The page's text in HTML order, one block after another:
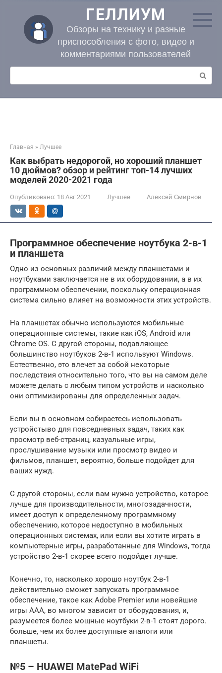
контенту
ГЕЛЛИУМ
Обзоры на технику и разные
приспособления с фото, видео и
комментариями пользователей
Поиск:
Главная » Лучшее
Как выбрать недорогой, но хороший планшет
10 дюймов? обзор и рейтинг топ-14 лучших
моделей 2020-2021 года
Опубликовано: 18 Авг 2021 Лучшее Алексей Смирнов
Программное обеспечение ноутбука 2-в-1
и планшета
Одно из основных различий между планшетами и
ноутбуками заключается не в их оборудовании, а в их
программном обеспечении, поскольку операционная
система сильно влияет на возможности этих устройств.
На планшетах обычно используются мобильные
операционные системы, такие как iOS, Android или
Chrome OS. С другой стороны, подавляющее
большинство ноутбуков 2-в-1 используют Windows.
Естественно, это влечет за собой некоторые
последствия относительно того, что вы на самом деле
можете делать с любым типом устройств и насколько
они оптимизированы для определенных задач.
Если вы в основном собираетесь использовать
устройстыво для повседневных задач, таких как
просмотр веб-страниц, казуальные игры,
прослушивание музыки или просмотр видео и
фильмов, планшет, вероятно, больше подойдет для
ваших нужд.
С другой стороны, если вам нужно устройство, которое
лучше для производительности, многозадачности,
имеет доступ к определенному программному
обеспечению, которое недоступно в мобильных
операционных системах, или если вы хотите играть в
компьютерные игры, разработанные для Windows, тогда
устройство 2-в-1 скорее всего подойдет лучше.
Конечно, то, насколько хорошо ноутбук 2-в-1
действительно сможет запускать программное
обеспечение, такое как Adobe Premier или новейшие
игры AAA, во многом зависит от оборудования, и,
разумеется более мощные ноутбуки 2-в-1 стоят дорого.
больше, чем их более доступные аналоги или
планшеты.
№5 – HUAWEI MatePad WiFi